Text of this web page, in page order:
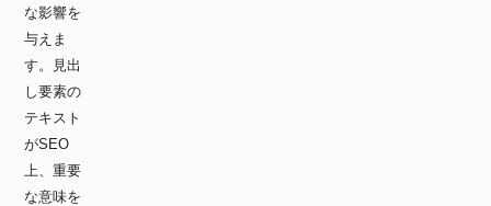
な影響を
与えま
す。見出
し要素の
テキスト
がSEO
上、重要
な意味を